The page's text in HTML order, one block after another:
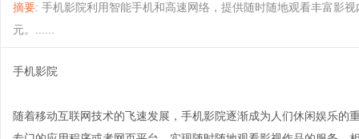
摘要: 手机影院利用智能手机和高速网络，提供随时随地观看丰富影
元。......
手机影院
随着移动互联网技术的飞速发展，手机影院逐渐成为人们休闲娱乐